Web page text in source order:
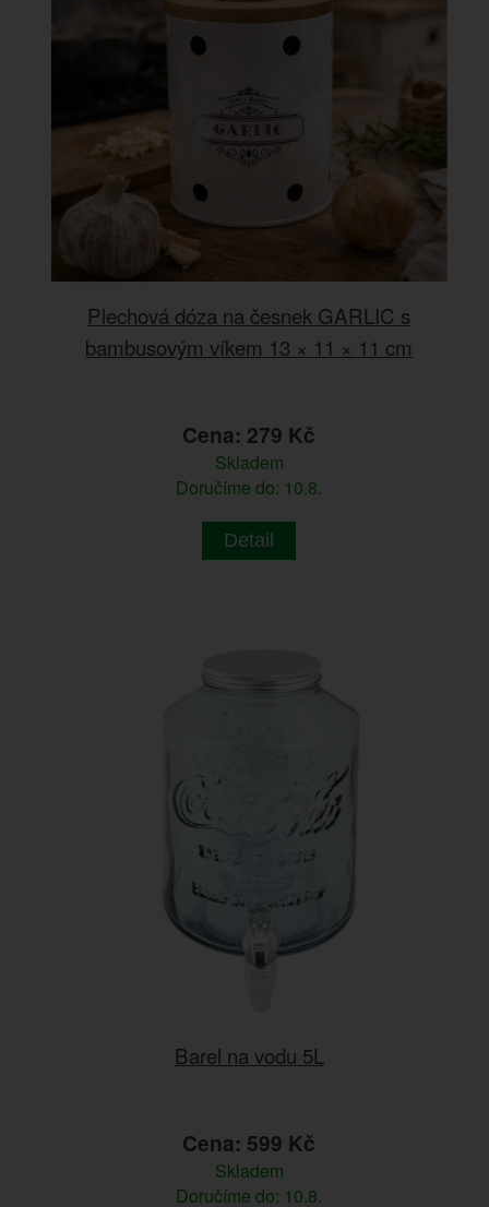
Plechová dóza na česnek GARLIC s
bambusovým víkem 13 × 11 × 11 cm
Cena: 279 Kč
Skladem
Doručíme do: 10.8.
Detail
Barel na vodu 5L
Cena: 599 Kč
Skladem
Doručíme do: 10.8.